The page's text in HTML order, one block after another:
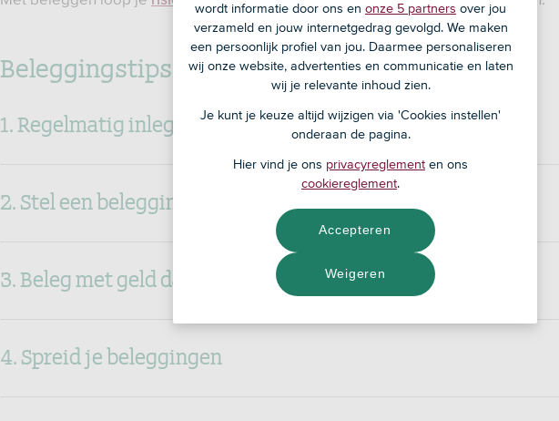
Beleggingstips voor studenten en jongeren
1. Regelmatig inleggen
2. Stel een beleggingsplan en beleggingsdoel op
3. Beleg met geld dat je kunt missen
4. Spreid je beleggingen
wordt informatie door ons en onze 5 partners over jou
verzameld en jouw internetgedrag gevolgd. We maken
een persoonlijk profiel van jou. Daarmee personaliseren
wij onze website, advertenties en communicatie en laten
wij je relevante inhoud zien.
Je kunt je keuze altijd wijzigen via 'Cookies instellen'
onderaan de pagina.
Hier vind je ons privacyreglement en ons
cookiereglement.
Weigeren
Accepteren